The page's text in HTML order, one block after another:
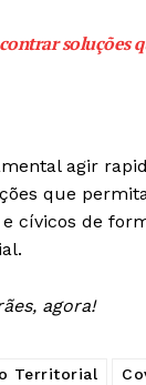
soluções
agir
que
cívicos de
agora!
Territorial